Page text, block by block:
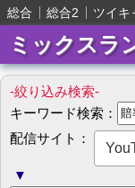
総合 総合2 ツイキ
ミックスラ
-絞り込み検索-
キーワード検索：
配信サイト：
▼